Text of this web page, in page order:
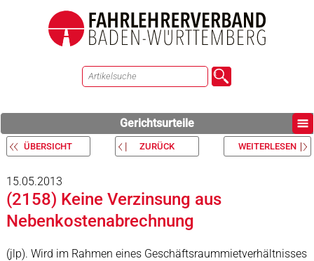
Gerichtsurteile
ÜBERSICHT ZURÜCK WEITERLESEN
15.05.2013
(2158) Keine Verzinsung aus
Nebenkostenabrechnung
(jlp). Wird im Rahmen eines Geschäftsraummietverhältnisses